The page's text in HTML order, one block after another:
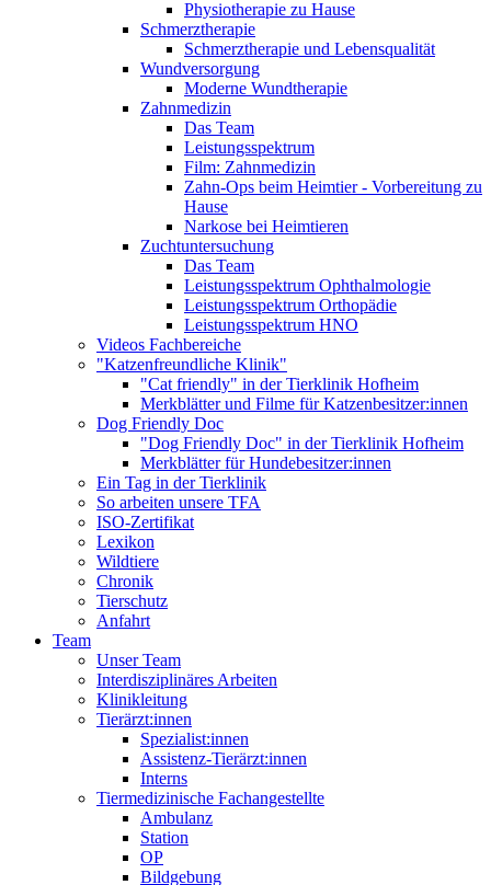
Physiotherapie zu Hause
Schmerztherapie
Schmerztherapie und Lebensqualität
Wundversorgung
Moderne Wundtherapie
Zahnmedizin
Das Team
Leistungsspektrum
Film: Zahnmedizin
Zahn-Ops beim Heimtier - Vorbereitung zu
Hause
Narkose bei Heimtieren
Zuchtuntersuchung
Das Team
Leistungsspektrum Ophthalmologie
Leistungsspektrum Orthopädie
Leistungsspektrum HNO
Videos Fachbereiche
"Katzenfreundliche Klinik"
"Cat friendly" in der Tierklinik Hofheim
Merkblätter und Filme für Katzenbesitzer:innen
Dog Friendly Doc
"Dog Friendly Doc" in der Tierklinik Hofheim
Merkblätter für Hundebesitzer:innen
Ein Tag in der Tierklinik
So arbeiten unsere TFA
ISO-Zertifikat
Lexikon
Wildtiere
Chronik
Tierschutz
Anfahrt
Team
Unser Team
Interdisziplinäres Arbeiten
Klinikleitung
Tierärzt:innen
Spezialist:innen
Assistenz-Tierärzt:innen
Interns
Tiermedizinische Fachangestellte
Ambulanz
Station
OP
Bildgebung